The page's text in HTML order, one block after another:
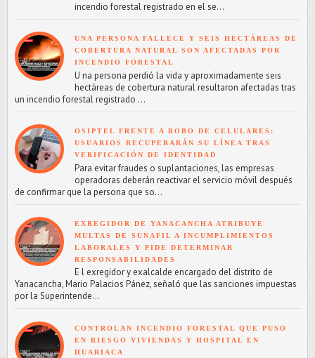
incendio forestal registrado en el se...
UNA PERSONA FALLECE Y SEIS HECTÁREAS DE
COBERTURA NATURAL SON AFECTADAS POR
INCENDIO FORESTAL
U na persona perdió la vida y aproximadamente seis
hectáreas de cobertura natural resultaron afectadas tras
un incendio forestal registrado ...
OSIPTEL FRENTE A ROBO DE CELULARES:
USUARIOS RECUPERARÁN SU LÍNEA TRAS
VERIFICACIÓN DE IDENTIDAD
Para evitar fraudes o suplantaciones, las empresas
operadoras deberán reactivar el servicio móvil después
de confirmar que la persona que so...
EXREGIDOR DE YANACANCHA ATRIBUYE
MULTAS DE SUNAFIL A INCUMPLIMIENTOS
LABORALES Y PIDE DETERMINAR
RESPONSABILIDADES
E l exregidor y exalcalde encargado del distrito de
Yanacancha, Mario Palacios Pánez, señaló que las sanciones impuestas
por la Superintende...
CONTROLAN INCENDIO FORESTAL QUE PUSO
EN RIESGO VIVIENDAS Y HOSPITAL EN
HUARIACA